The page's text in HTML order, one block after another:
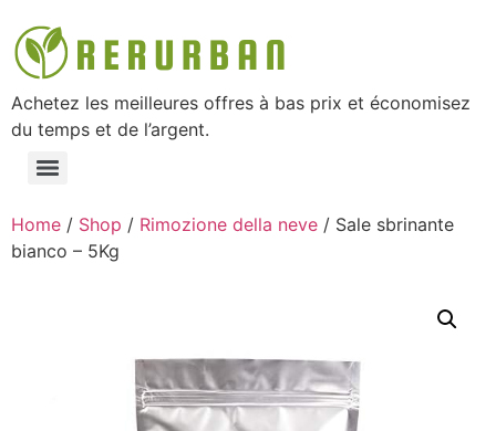
Achetez les meilleures offres à bas prix et économisez
du temps et de l’argent.
Home / Shop / Rimozione della neve / Sale sbrinante
bianco – 5Kg